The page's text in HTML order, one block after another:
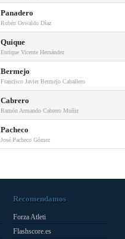
Panadero
Rubén Oswaldo Díaz
Quique
Enrique Vicente Hernández
Bermejo
Francisco Javier Bermejo Caballero
Cabrero
Ramón Armando Cabrero Muñiz
Pacheco
José Pacheco Gómez
Recomendamos
Forza Atleti
Flashscore.es